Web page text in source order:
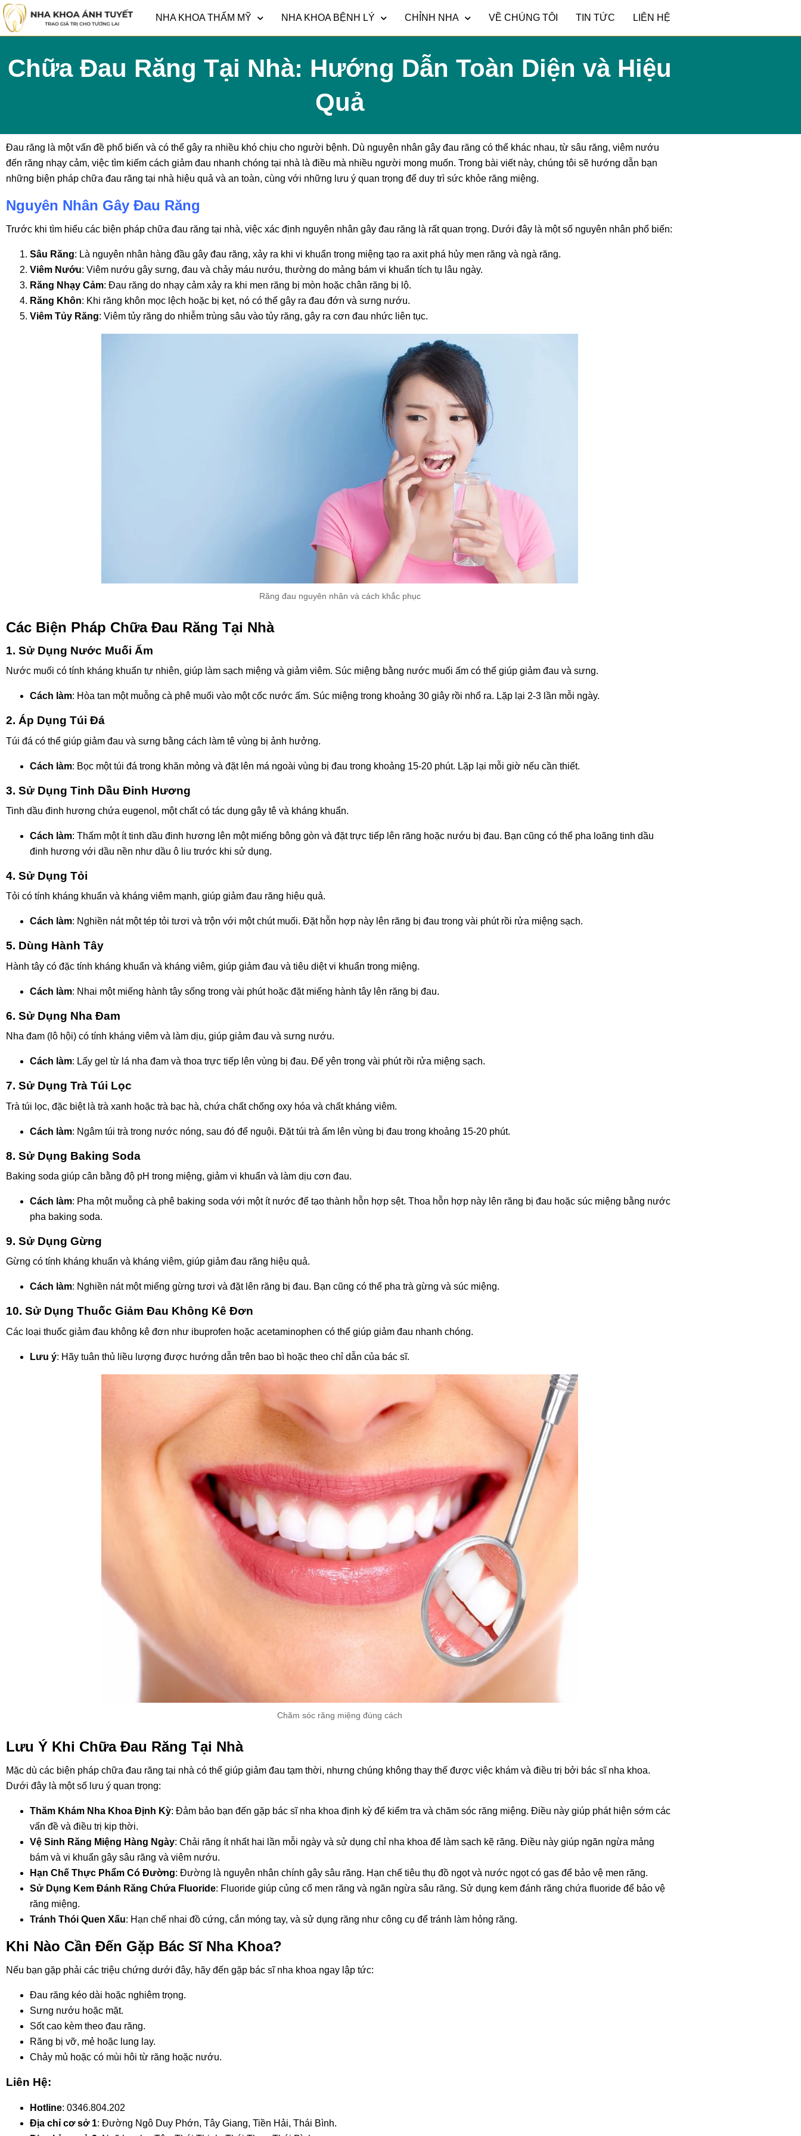
NHA KHOA THẨM MỸ NHA KHOA BỆNH LÝ CHỈNH NHA VỀ CHÚNG TÔI TIN TỨC LIÊN HỆ
Chữa Đau Răng Tại Nhà: Hướng Dẫn Toàn Diện và Hiệu
Quả
Đau răng là một vấn đề phổ biến và có thể gây ra nhiều khó chịu cho người bệnh. Dù nguyên nhân gây đau răng có thể khác nhau, từ sâu răng, viêm nướu
đến răng nhạy cảm, việc tìm kiếm cách giảm đau nhanh chóng tại nhà là điều mà nhiều người mong muốn. Trong bài viết này, chúng tôi sẽ hướng dẫn bạn
những biện pháp chữa đau răng tại nhà hiệu quả và an toàn, cùng với những lưu ý quan trọng để duy trì sức khỏe răng miệng.
Nguyên Nhân Gây Đau Răng
Trước khi tìm hiểu các biện pháp chữa đau răng tại nhà, việc xác định nguyên nhân gây đau răng là rất quan trọng. Dưới đây là một số nguyên nhân phổ biến:
Sâu Răng: Là nguyên nhân hàng đầu gây đau răng, xảy ra khi vi khuẩn trong miệng tạo ra axit phá hủy men răng và ngà răng.
Viêm Nướu: Viêm nướu gây sưng, đau và chảy máu nướu, thường do mảng bám vi khuẩn tích tụ lâu ngày.
Răng Nhạy Cảm: Đau răng do nhạy cảm xảy ra khi men răng bị mòn hoặc chân răng bị lộ.
Răng Khôn: Khi răng khôn mọc lệch hoặc bị kẹt, nó có thể gây ra đau đớn và sưng nướu.
Viêm Tủy Răng: Viêm tủy răng do nhiễm trùng sâu vào tủy răng, gây ra cơn đau nhức liên tục.
Răng đau nguyên nhân và cách khắc phục
Các Biện Pháp Chữa Đau Răng Tại Nhà
1. Sử Dụng Nước Muối Ấm
Nước muối có tính kháng khuẩn tự nhiên, giúp làm sạch miệng và giảm viêm. Súc miệng bằng nước muối ấm có thể giúp giảm đau và sưng.
Cách làm: Hòa tan một muỗng cà phê muối vào một cốc nước ấm. Súc miệng trong khoảng 30 giây rồi nhổ ra. Lặp lại 2-3 lần mỗi ngày.
2. Áp Dụng Túi Đá
Túi đá có thể giúp giảm đau và sưng bằng cách làm tê vùng bị ảnh hưởng.
Cách làm: Bọc một túi đá trong khăn mỏng và đặt lên má ngoài vùng bị đau trong khoảng 15-20 phút. Lặp lại mỗi giờ nếu cần thiết.
3. Sử Dụng Tinh Dầu Đinh Hương
Tinh dầu đinh hương chứa eugenol, một chất có tác dụng gây tê và kháng khuẩn.
Cách làm: Thấm một ít tinh dầu đinh hương lên một miếng bông gòn và đặt trực tiếp lên răng hoặc nướu bị đau. Bạn cũng có thể pha loãng tinh dầu
đinh hương với dầu nền như dầu ô liu trước khi sử dụng.
4. Sử Dụng Tỏi
Tỏi có tính kháng khuẩn và kháng viêm mạnh, giúp giảm đau răng hiệu quả.
Cách làm: Nghiền nát một tép tỏi tươi và trộn với một chút muối. Đặt hỗn hợp này lên răng bị đau trong vài phút rồi rửa miệng sạch.
5. Dùng Hành Tây
Hành tây có đặc tính kháng khuẩn và kháng viêm, giúp giảm đau và tiêu diệt vi khuẩn trong miệng.
Cách làm: Nhai một miếng hành tây sống trong vài phút hoặc đặt miếng hành tây lên răng bị đau.
6. Sử Dụng Nha Đam
Nha đam (lô hội) có tính kháng viêm và làm dịu, giúp giảm đau và sưng nướu.
Cách làm: Lấy gel từ lá nha đam và thoa trực tiếp lên vùng bị đau. Để yên trong vài phút rồi rửa miệng sạch.
7. Sử Dụng Trà Túi Lọc
Trà túi lọc, đặc biệt là trà xanh hoặc trà bạc hà, chứa chất chống oxy hóa và chất kháng viêm.
Cách làm: Ngâm túi trà trong nước nóng, sau đó để nguội. Đặt túi trà ấm lên vùng bị đau trong khoảng 15-20 phút.
8. Sử Dụng Baking Soda
Baking soda giúp cân bằng độ pH trong miệng, giảm vi khuẩn và làm dịu cơn đau.
Cách làm: Pha một muỗng cà phê baking soda với một ít nước để tạo thành hỗn hợp sệt. Thoa hỗn hợp này lên răng bị đau hoặc súc miệng bằng nước
pha baking soda.
9. Sử Dụng Gừng
Gừng có tính kháng khuẩn và kháng viêm, giúp giảm đau răng hiệu quả.
Cách làm: Nghiền nát một miếng gừng tươi và đặt lên răng bị đau. Bạn cũng có thể pha trà gừng và súc miệng.
10. Sử Dụng Thuốc Giảm Đau Không Kê Đơn
Các loại thuốc giảm đau không kê đơn như ibuprofen hoặc acetaminophen có thể giúp giảm đau nhanh chóng.
Lưu ý: Hãy tuân thủ liều lượng được hướng dẫn trên bao bì hoặc theo chỉ dẫn của bác sĩ.
Chăm sóc răng miệng đúng cách
Lưu Ý Khi Chữa Đau Răng Tại Nhà
Mặc dù các biện pháp chữa đau răng tại nhà có thể giúp giảm đau tạm thời, nhưng chúng không thay thế được việc khám và điều trị bởi bác sĩ nha khoa.
Dưới đây là một số lưu ý quan trọng:
Thăm Khám Nha Khoa Định Kỳ: Đảm bảo bạn đến gặp bác sĩ nha khoa định kỳ để kiểm tra và chăm sóc răng miệng. Điều này giúp phát hiện sớm các
vấn đề và điều trị kịp thời.
Vệ Sinh Răng Miệng Hàng Ngày: Chải răng ít nhất hai lần mỗi ngày và sử dụng chỉ nha khoa để làm sạch kẽ răng. Điều này giúp ngăn ngừa mảng
bám và vi khuẩn gây sâu răng và viêm nướu.
Hạn Chế Thực Phẩm Có Đường: Đường là nguyên nhân chính gây sâu răng. Hạn chế tiêu thụ đồ ngọt và nước ngọt có gas để bảo vệ men răng.
Sử Dụng Kem Đánh Răng Chứa Fluoride: Fluoride giúp củng cố men răng và ngăn ngừa sâu răng. Sử dụng kem đánh răng chứa fluoride để bảo vệ
răng miệng.
Tránh Thói Quen Xấu: Hạn chế nhai đồ cứng, cắn móng tay, và sử dụng răng như công cụ để tránh làm hỏng răng.
Khi Nào Cần Đến Gặp Bác Sĩ Nha Khoa?
Nếu bạn gặp phải các triệu chứng dưới đây, hãy đến gặp bác sĩ nha khoa ngay lập tức:
Đau răng kéo dài hoặc nghiêm trọng.
Sưng nướu hoặc mặt.
Sốt cao kèm theo đau răng.
Răng bị vỡ, mẻ hoặc lung lay.
Chảy mủ hoặc có mùi hôi từ răng hoặc nướu.
Liên Hệ:
Hotline: 0346.804.202
Địa chỉ cơ sở 1: Đường Ngô Duy Phớn, Tây Giang, Tiền Hải, Thái Bình.